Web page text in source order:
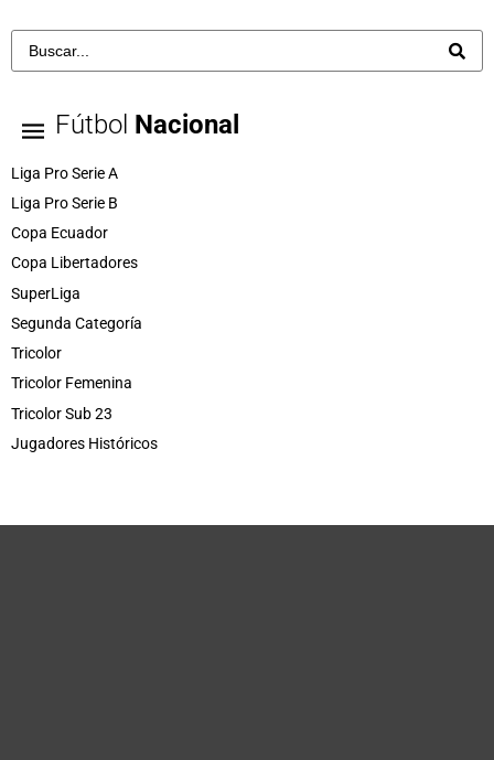
Fútbol Nacional
Liga Pro Serie A
Liga Pro Serie B
Copa Ecuador
Copa Libertadores
SuperLiga
Segunda Categoría
Tricolor
Tricolor Femenina
Tricolor Sub 23
Jugadores Históricos